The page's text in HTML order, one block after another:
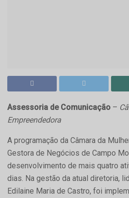
Assessoria de Comunicação –
Empreendedora
A programação da Câmara da
Gestora de Negócios de Campo
desenvolvimento de mais quatro
dias. Na gestão da atual diretoria,
Edilaine Maria de Castro, foi